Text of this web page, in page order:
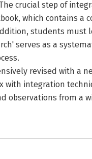
crucial step of
which contains a
students must
serves as a
revised with a
with integration
observations from a